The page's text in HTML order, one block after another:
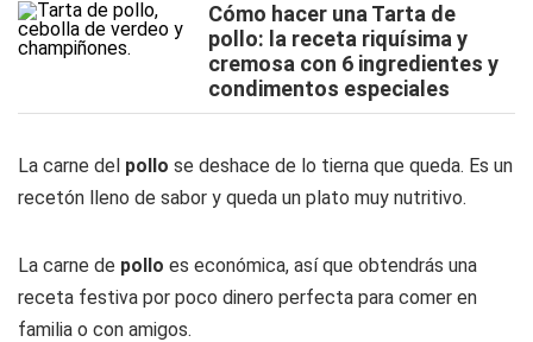
Cómo hacer una Tarta de
pollo: la receta riquísima y
cremosa con 6 ingredientes y
condimentos especiales
La carne del pollo se deshace de lo tierna que queda. Es un
recetón lleno de sabor y queda un plato muy nutritivo.
La carne de pollo es económica, así que obtendrás una
receta festiva por poco dinero perfecta para comer en
familia o con amigos.